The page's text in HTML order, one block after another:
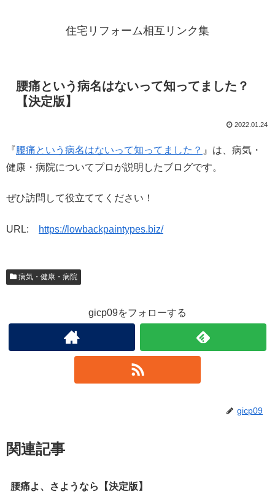
住宅リフォーム相互リンク集
腰痛という病名はないって知ってました？
【決定版】
2022.01.24
『腰痛という病名はないって知ってました？ 』は、病気・
健康・病院についてプロが説明したブログです。
ぜひ訪問して役立ててください！
URL: https://lowbackpaintypes.biz/
病気・健康・病院
gicp09をフォローする
gicp09
関連記事
腰痛よ、さようなら【決定版】